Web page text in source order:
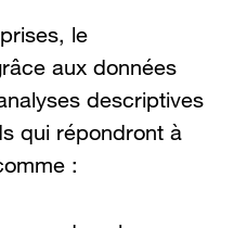
le
aux données
descriptives
qui répondront à
: